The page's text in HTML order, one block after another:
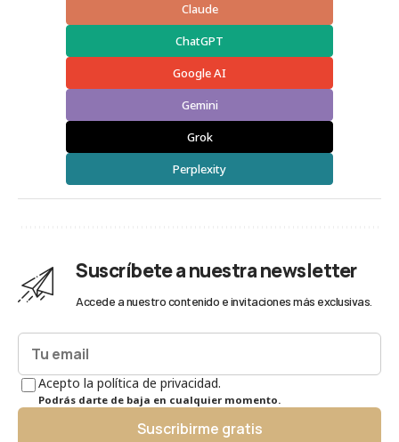
Claude
ChatGPT
Google AI
Gemini
Grok
Perplexity
Suscríbete a nuestra newsletter
Accede a nuestro contenido e invitaciones más exclusivas.
Acepto la política de privacidad.
Podrás darte de baja en cualquier momento.
Suscribirme gratis